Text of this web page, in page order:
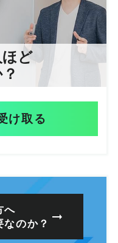
ど
け取る
へ
のか？